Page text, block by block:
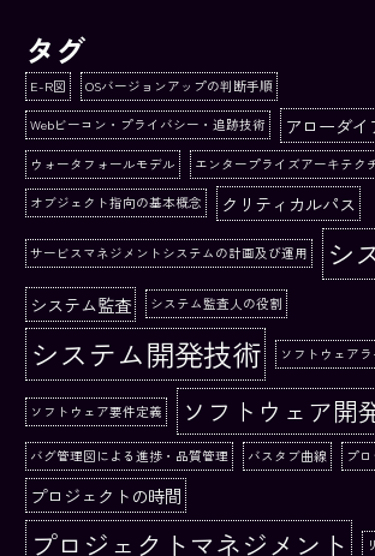
タグ
E-R図 OSバージョンアップの判断手順
Webビーコン・プライバシー・追跡技術 アローダイ
ウォータフォールモデル エンタープライズアーキテク
オブジェクト指向の基本概念 クリティカルパス
サービスマネジメントシステムの計画及び運用 シ
システム監査 システム監査人の役割
システム開発技術 ソフトウェア
ソフトウェア要件定義 ソフトウェア開
バグ管理図による進捗・品質管理 バスタブ曲線 プ
プロジェクトの時間
プロジェクトマネジメント